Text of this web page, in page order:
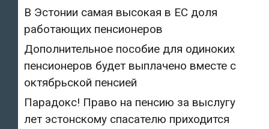
В Эстонии самая высокая в ЕС доля
работающих пенсионеров
Дополнительное пособие для одиноких
пенсионеров будет выплачено вместе с
октябрьской пенсией
Парадокс! Право на пенсию за выслугу
лет эстонскому спасателю приходится